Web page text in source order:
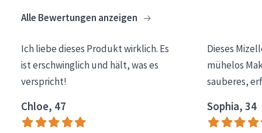
Essentials
Lift+
Expert
Empfindliche Haut
Alle Bewertungen anzeigen
Ich liebe dieses Produkt wirklich. Es
ist erschwinglich und hält, was es
verspricht!
Chloe, 47
Dieses
mühelos
sauberes,
Sophia, 34